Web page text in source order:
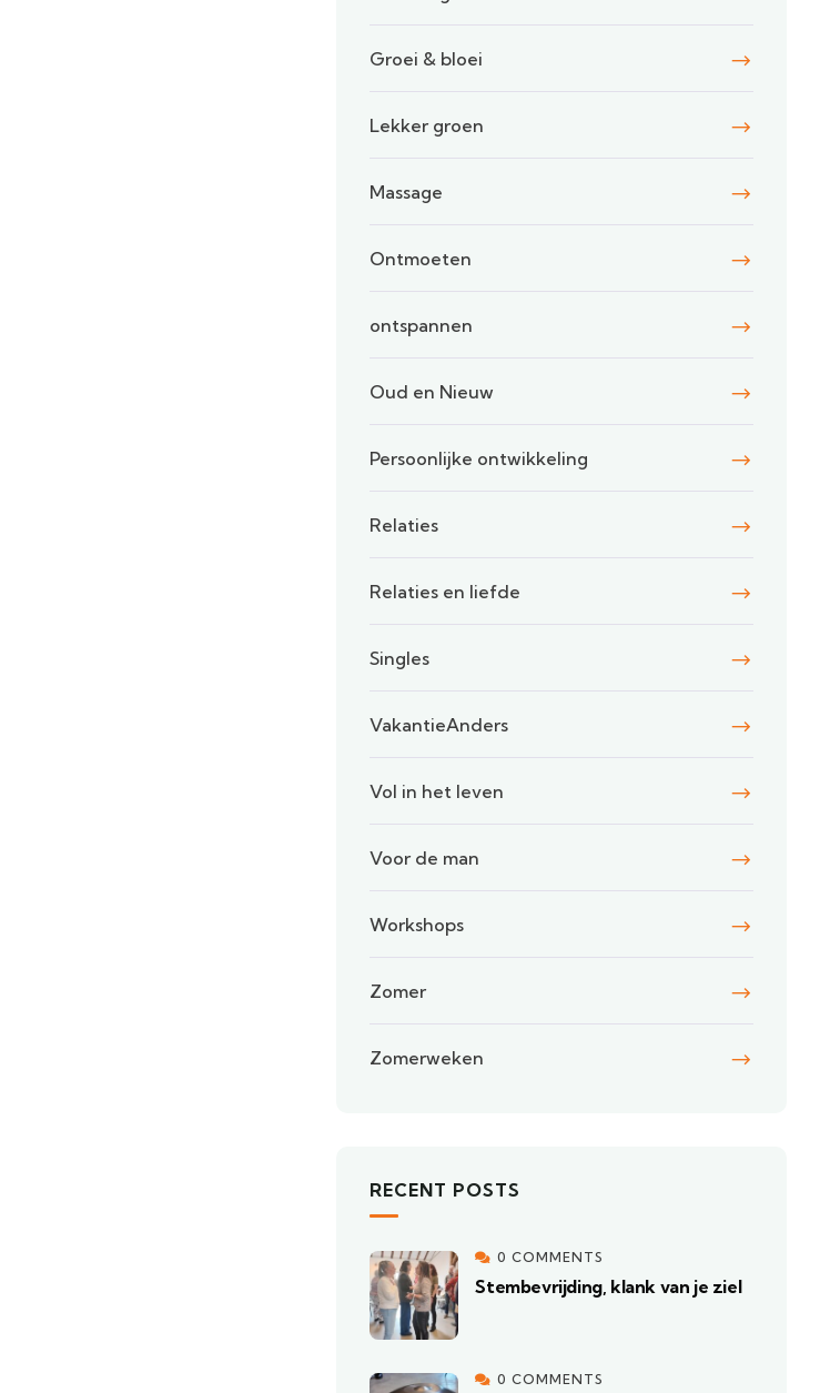
Groei & bloei
Lekker groen
Massage
Ontmoeten
ontspannen
Oud en Nieuw
Persoonlijke ontwikkeling
Relaties
Relaties en liefde
Singles
VakantieAnders
Vol in het leven
Voor de man
Workshops
Zomer
Zomerweken
RECENT POSTS
0 COMMENTS
Stembevrijding, klank van je ziel
0 COMMENTS